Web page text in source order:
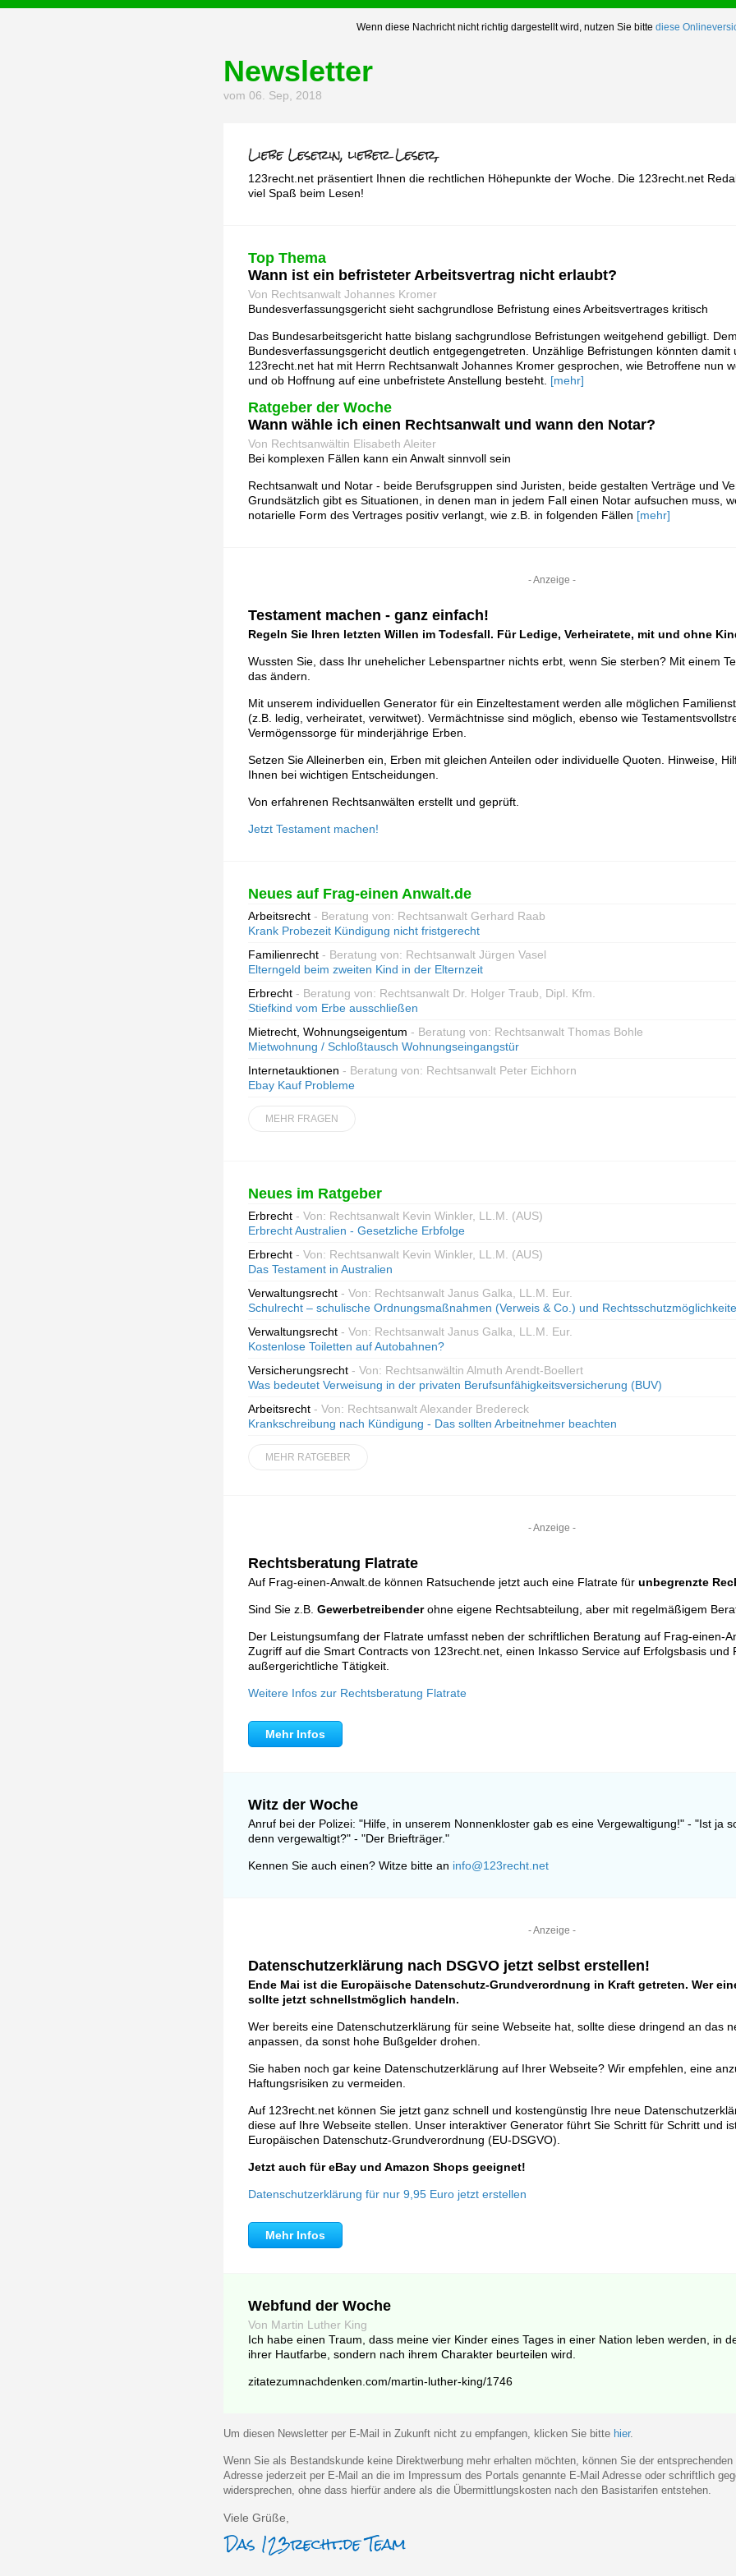
Wenn diese Nachricht nicht richtig dargestellt wird, nutzen Sie bitte diese
Newsletter
vom 06. Sep, 2018
123recht.net präsentiert Ihnen die rechtlichen Höhepunkte der Woche. Die 123recht.net
viel Spaß beim Lesen!
Top Thema
Wann ist ein befristeter Arbeitsvertrag nicht erlaubt?
Von Rechtsanwalt Johannes Kromer
Bundesverfassungsgericht sieht sachgrundlose Befristung eines Arbeitsvertrages kritisch
Das Bundesarbeitsgericht hatte bislang sachgrundlose Befristungen weitgehend gebilligt.
Bundesverfassungsgericht deutlich entgegengetreten. Unzählige Befristungen könnten damit
123recht.net hat mit Herrn Rechtsanwalt Johannes Kromer gesprochen, wie Betroffene nun
und ob Hoffnung auf eine unbefristete Anstellung besteht. [mehr]
Ratgeber der Woche
Wann wähle ich einen Rechtsanwalt und wann den Notar?
Von Rechtsanwältin Elisabeth Aleiter
Bei komplexen Fällen kann ein Anwalt sinnvoll sein
Rechtsanwalt und Notar - beide Berufsgruppen sind Juristen, beide gestalten Verträge und
Grundsätzlich gibt es Situationen, in denen man in jedem Fall einen Notar aufsuchen muss,
notarielle Form des Vertrages positiv verlangt, wie z.B. in folgenden Fällen [mehr]
- Anzeige -
Testament machen - ganz einfach!
Regeln Sie Ihren letzten Willen im Todesfall. Für Ledige, Verheiratete, mit und ohne
Wussten Sie, dass Ihr unehelicher Lebenspartner nichts erbt, wenn Sie sterben? Mit einem
das ändern.
Mit unserem individuellen Generator für ein Einzeltestament werden alle möglichen
(z.B. ledig, verheiratet, verwitwet). Vermächtnisse sind möglich, ebenso wie
Vermögenssorge für minderjährige Erben.
Setzen Sie Alleinerben ein, Erben mit gleichen Anteilen oder individuelle Quoten. Hinweise,
Ihnen bei wichtigen Entscheidungen.
Von erfahrenen Rechtsanwälten erstellt und geprüft.
Jetzt Testament machen!
Neues auf Frag-einen Anwalt.de
Arbeitsrecht - Beratung von: Rechtsanwalt Gerhard Raab
Krank Probezeit Kündigung nicht fristgerecht
Familienrecht - Beratung von: Rechtsanwalt Jürgen Vasel
Elterngeld beim zweiten Kind in der Elternzeit
Erbrecht - Beratung von: Rechtsanwalt Dr. Holger Traub, Dipl. Kfm.
Stiefkind vom Erbe ausschließen
Mietrecht, Wohnungseigentum - Beratung von: Rechtsanwalt Thomas Bohle
Mietwohnung / Schloßtausch Wohnungseingangstür
Internetauktionen - Beratung von: Rechtsanwalt Peter Eichhorn
Ebay Kauf Probleme
MEHR FRAGEN
Neues im Ratgeber
Erbrecht - Von: Rechtsanwalt Kevin Winkler, LL.M. (AUS)
Erbrecht Australien - Gesetzliche Erbfolge
Erbrecht - Von: Rechtsanwalt Kevin Winkler, LL.M. (AUS)
Das Testament in Australien
Verwaltungsrecht - Von: Rechtsanwalt Janus Galka, LL.M. Eur.
Schulrecht – schulische Ordnungsmaßnahmen (Verweis & Co.) und
Verwaltungsrecht - Von: Rechtsanwalt Janus Galka, LL.M. Eur.
Kostenlose Toiletten auf Autobahnen?
Versicherungsrecht - Von: Rechtsanwältin Almuth Arendt-Boellert
Was bedeutet Verweisung in der privaten Berufsunfähigkeitsversicherung (BUV)
Arbeitsrecht - Von: Rechtsanwalt Alexander Bredereck
Krankschreibung nach Kündigung - Das sollten Arbeitnehmer beachten
MEHR RATGEBER
- Anzeige -
Rechtsberatung Flatrate
Auf Frag-einen-Anwalt.de können Ratsuchende jetzt auch eine Flatrate für unbegrenzte
Sind Sie z.B. Gewerbetreibenderohne eigene Rechtsabteilung, aber mit regelmäßigem
Der Leistungsumfang der Flatrate umfasst neben der schriftlichen Beratung auf Frag-einen-
Zugriff auf die Smart Contracts von 123recht.net, einen Inkasso Service auf Erfolgsbasis und
außergerichtliche Tätigkeit.
Weitere Infos zur Rechtsberatung Flatrate
Mehr Infos
Witz der Woche
Anruf bei der Polizei: "Hilfe, in unserem Nonnenkloster gab es eine Vergewaltigung!" - "Ist ja
denn vergewaltigt?" - "Der Briefträger."
Kennen Sie auch einen? Witze bitte an info@123recht.net
- Anzeige -
Datenschutzerklärung nach DSGVO jetzt selbst erstellen!
Ende Mai ist die Europäische Datenschutz-Grundverordnung in Kraft getreten. Wer
sollte jetzt schnellstmöglich handeln.
Wer bereits eine Datenschutzerklärung für seine Webseite hat, sollte diese dringend an das
anpassen, da sonst hohe Bußgelder drohen.
Sie haben noch gar keine Datenschutzerklärung auf Ihrer Webseite? Wir empfehlen, eine
Haftungsrisiken zu vermeiden.
Auf 123recht.net können Sie jetzt ganz schnell und kostengünstig Ihre neue
diese auf Ihre Webseite stellen. Unser interaktiver Generator führt Sie Schritt für Schritt und
Europäischen Datenschutz-Grundverordnung (EU-DSGVO).
Jetzt auch für eBay und Amazon Shops geeignet!
Datenschutzerklärung für nur 9,95 Euro jetzt erstellen
Mehr Infos
Webfund der Woche
Von Martin Luther King
Ich habe einen Traum, dass meine vier Kinder eines Tages in einer Nation leben werden, in
ihrer Hautfarbe, sondern nach ihrem Charakter beurteilen wird.
zitatezumnachdenken.com/martin-luther-king/1746
Um diesen Newsletter per E-Mail in Zukunft nicht zu empfangen, klicken Sie bitte hier.
Wenn Sie als Bestandskunde keine Direktwerbung mehr erhalten möchten, können Sie der entsprechenden
Adresse jederzeit per E-Mail an die im Impressum des Portals genannte E-Mail Adresse oder schriftlich
widersprechen, ohne dass hierfür andere als die Übermittlungskosten nach den Basistarifen entstehen.
Viele Grüße,